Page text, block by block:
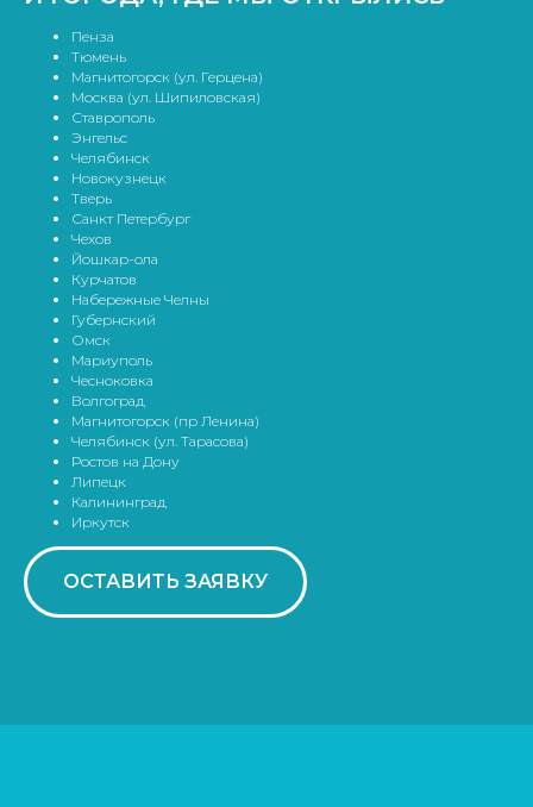
Пенза
Тюмень
Магнитогорск (ул. Герцена)
Москва (ул. Шипиловская)
Ставрополь
Энгельс
Челябинск
Новокузнецк
Тверь
Санкт Петербург
Чехов
Йошкар-ола
Курчатов
Набережные Челны
Губернский
Омск
Мариуполь
Чесноковка
Волгоград
Магнитогорск (пр Ленина)
Челябинск (ул. Тарасова)
Ростов на Дону
Липецк
Калининград
Иркутск
ОСТАВИТЬ ЗАЯВКУ